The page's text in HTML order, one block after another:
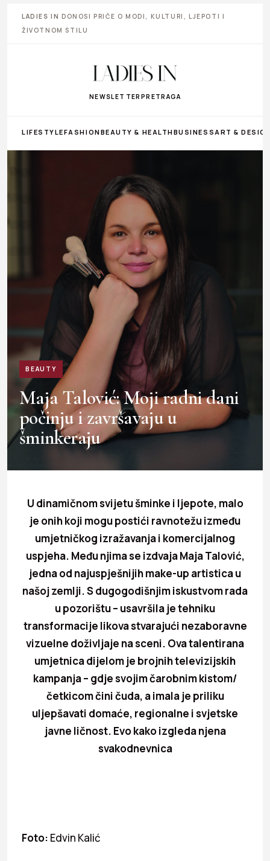
LADIES IN DONOSI PRIČE O MODI, KULTURI, LJEPOTI I
ŽIVOTNOM STILU
NEWSLETTER PRETRAGA
LIFESTYLEFASHIONBEAUTY & HEALTHBUSINESS ART &
BEAUTY
Maja Talović: Moji radni dani
počinju i završavaju u
šminkeraju
U dinamičnom svijetu šminke i ljepote, malo
je onih koji mogu postići ravnotežu između
umjetničkog izražavanja i komercijalnog
uspjeha. Među njima se izdvaja Maja Talović,
jedna od najuspješnijih make-up artistica u
našoj zemlji. S dugogodišnjim iskustvom rada
u pozorištu – usavršila je tehniku
transformacije likova stvarajući nezaboravne
vizuelne doživljaje na sceni. Ova talentirana
umjetnica dijelom je brojnih televizijskih
kampanja – gdje svojim čarobnim kistom/
četkicom čini čuda, a imala je priliku
uljepšavati domaće, regionalne i svjetske
javne ličnost. Evo kako izgleda njena
svakodnevnica
Foto: Edvin Kalić